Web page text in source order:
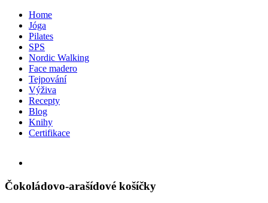
Home
Jóga
Pilates
SPS
Nordic Walking
Face madero
Tejpování
Výživa
Recepty
Blog
Knihy
Certifikace
Image
Čokoládovo-arašídové košíčky